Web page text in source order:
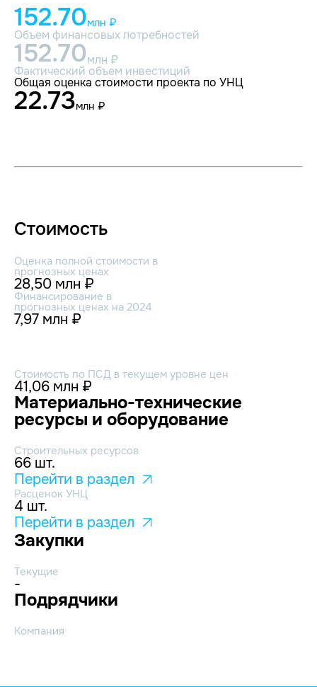
152.70млн ₽
Объем финансовых потребностей
152.70млн ₽
Фактический объем инвестиций
Общая оценка стоимости проекта по УНЦ
22.73млн ₽
Стоимость
Оценка полной стоимости в
прогнозных ценах
28,50 млн ₽
Финансирование в
прогнозных ценах на 2024
7,97 млн ₽
Стоимость по ПСД в текущем уровне цен
41,06 млн ₽
Материально-технические
ресурсы и оборудование
Строительных ресурсов
66 шт.
Перейти в раздел
Расценок УНЦ
4 шт.
Перейти в раздел
Закупки
Текущие
-
Подрядчики
Компания